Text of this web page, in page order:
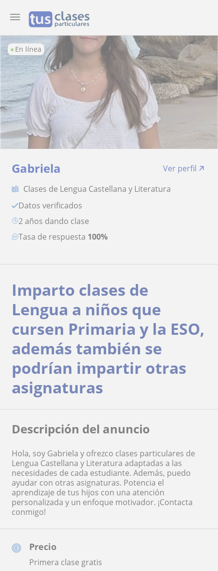
En línea
Gabriela
Ver perfil
Clases de Lengua Castellana y Literatura
Datos verificados
2 años dando clase
Tasa de respuesta 100%
Precio
Primera clase gratis
Imparto clases de
Lengua a niños que
cursen Primaria y la ESO,
además también se
podrían impartir otras
asignaturas
Descripción del anuncio
Hola, soy Gabriela y ofrezco clases particulares de
Lengua Castellana y Literatura adaptadas a las
necesidades de cada estudiante. Además, puedo
ayudar con otras asignaturas. Potencia el
aprendizaje de tus hijos con una atención
personalizada y un enfoque motivador. ¡Contacta
conmigo!